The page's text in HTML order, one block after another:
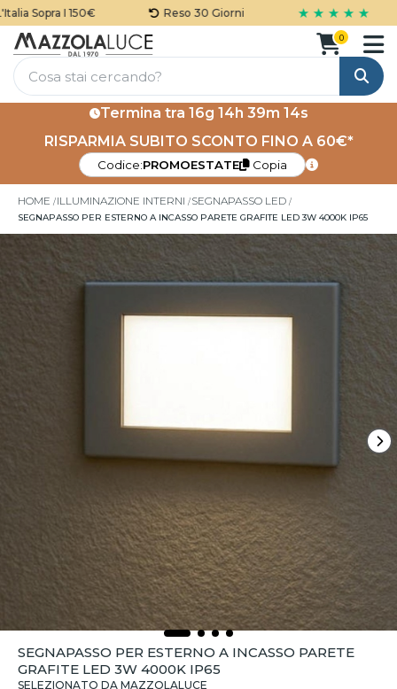
Sopra I 150€ Reso 30 Giorni ★ ★ ★ ★ ★
Cerca
0
Termina tra 16g 14h 39m 14s
RISPARMIA SUBITO SCONTO FINO A 60€*
Codice:PROMOESTATE Copia
HOME ILLUMINAZIONE INTERNI SEGNAPASSO LED
SEGNAPASSO PER ESTERNO A INCASSO PARETE GRAFITE LED 3W 4000K IP65
SEGNAPASSO PER ESTERNO A INCASSO PARETE
GRAFITE LED 3W 4000K IP65
SELEZIONATO DA MAZZOLALUCE